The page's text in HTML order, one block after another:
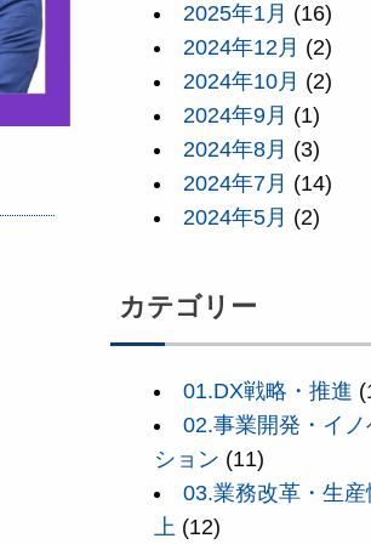
2025年1月 (16)
2024年12月 (2)
2024年10月 (2)
2024年9月 (1)
2024年8月 (3)
2024年7月 (14)
2024年5月 (2)
カテゴリー
01.DX戦略・推進
02.事業開発・イノ
ション (11)
03.業務改革・生産
上 (12)